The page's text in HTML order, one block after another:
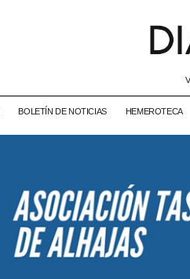
BOLETÍN DE NOTICIAS HEMEROTECA